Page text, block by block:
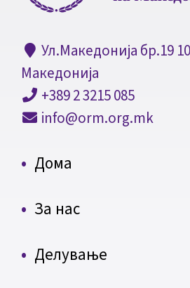
Ул.Македонија бр.19
Македонија
+389 2 3215 085
info@orm.org.mk
Дома
За нас
Делување